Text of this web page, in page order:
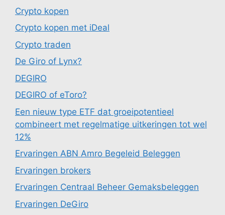
Crypto kopen
Crypto kopen met iDeal
Crypto traden
De Giro of Lynx?
DEGIRO
DEGIRO of eToro?
Een nieuw type ETF dat groeipotentieel
combineert met regelmatige uitkeringen tot wel
12%
Ervaringen ABN Amro Begeleid Beleggen
Ervaringen brokers
Ervaringen Centraal Beheer Gemaksbeleggen
Ervaringen DeGiro